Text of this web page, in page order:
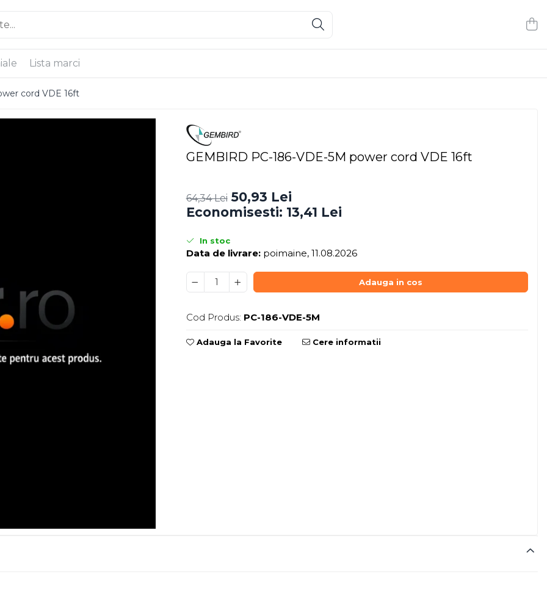
Lista marci
cord VDE 16ft
GEMBIRD PC-186-VDE-5M power cord VDE 16ft
64,34 Lei 50,93 Lei
Economisesti: 13,41 Lei
In stoc
Data de livrare:poimaine, 11.08.2026
Adauga in cos
Cod Produs: PC-186-VDE-5M
Adauga la Favorite Cere informatii